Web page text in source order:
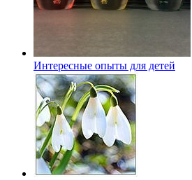
Интересные опыты для детей